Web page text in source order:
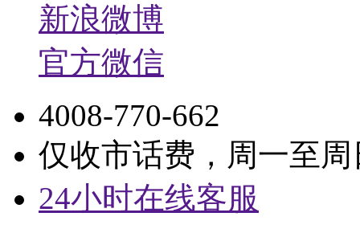
新浪微博
官方微信
4008-770-662
仅收市话费，周一至周
24小时在线客服